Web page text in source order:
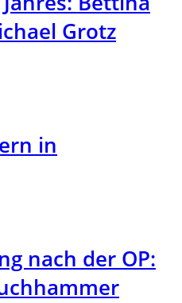
Grotz
in
nach der OP: